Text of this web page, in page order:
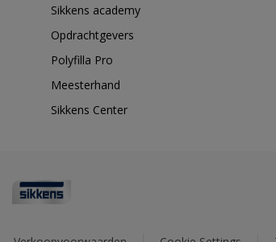
Sikkens academy
Opdrachtgevers
Polyfilla Pro
Meesterhand
Sikkens Center